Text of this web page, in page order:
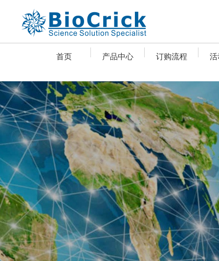
首页 产品中心 订购流程 活